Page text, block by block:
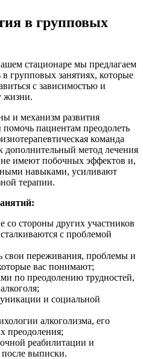
в групповых
стационаре мы предлагаем
групповых занятиях, которые
с зависимостью и
жизни.
и механизм развития
пациентам преодолеть
команда
дополнительный метод лечения
имеют побочных эффектов и,
навыками, усиливают
терапии.
стороны других участников
с проблемой
свои переживания, проблемы и
вас понимают;
по преодолению трудностей,
и социальной
алкоголизма, его
преодоления;
реабилитации и
после выписки.